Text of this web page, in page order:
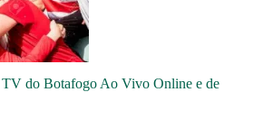
TV do Botafogo Ao Vivo Online e de